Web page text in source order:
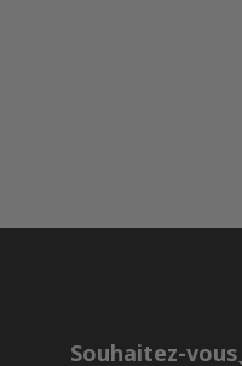
Souhaitez-